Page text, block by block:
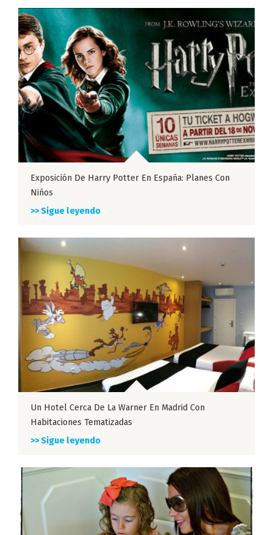
Exposición De Harry Potter En España: Planes Con
Niños
>> Sigue leyendo
Un Hotel Cerca De La Warner En Madrid Con
Habitaciones Tematizadas
>> Sigue leyendo